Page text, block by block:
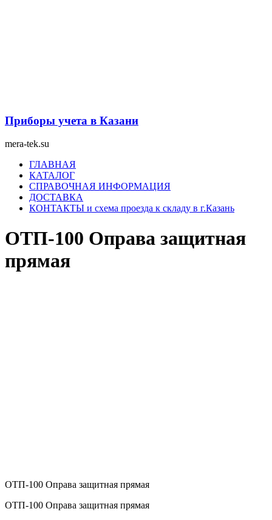
Приборы учета в Казани
mera-tek.su
МенюГЛАВНАЯ
КАТАЛОГ
СПРАВОЧНАЯ ИНФОРМАЦИЯ
ДОСТАВКА
КОНТАКТЫ и схема проезда к складу в г.Казань
ОТП-100 Оправа защитная
прямая
ОТП-100 Оправа защитная прямая
ОТП-100 Оправа защитная прямая